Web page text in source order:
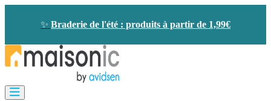
✨ Braderie de l'été : produits à partir de 1,99€